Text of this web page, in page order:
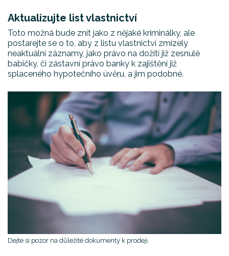
Aktualizujte list vlastnictví
Toto možná bude znít jako z nějaké kriminálky, ale
postarejte se o to, aby z listu vlastnictví zmizely
neaktuální záznamy, jako právo na dožití již zesnulé
babičky, či zástavní právo banky k zajištění již
splaceného hypotečního úvěru, a jim podobné.
Dejte si pozor na důležité dokumenty k prodeji.